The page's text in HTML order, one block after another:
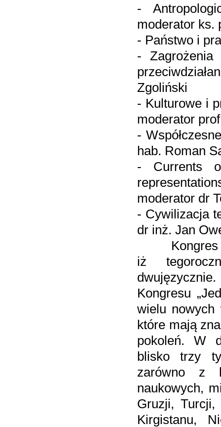
-
moderator ks.
- Państwo i
- Zagrożenia
Zgoliński
- Kulturowe i
moderator
-
hab. Roman
- Currents
moderator dr
- Cywilizacja
dr inż. Jan
Kongres
iż
Kongresu
wielu nowych
które mają
pokoleń. W
blisko trzy
zarówno z
naukowych,
Gruzji, Turcji,
Kirgistanu,